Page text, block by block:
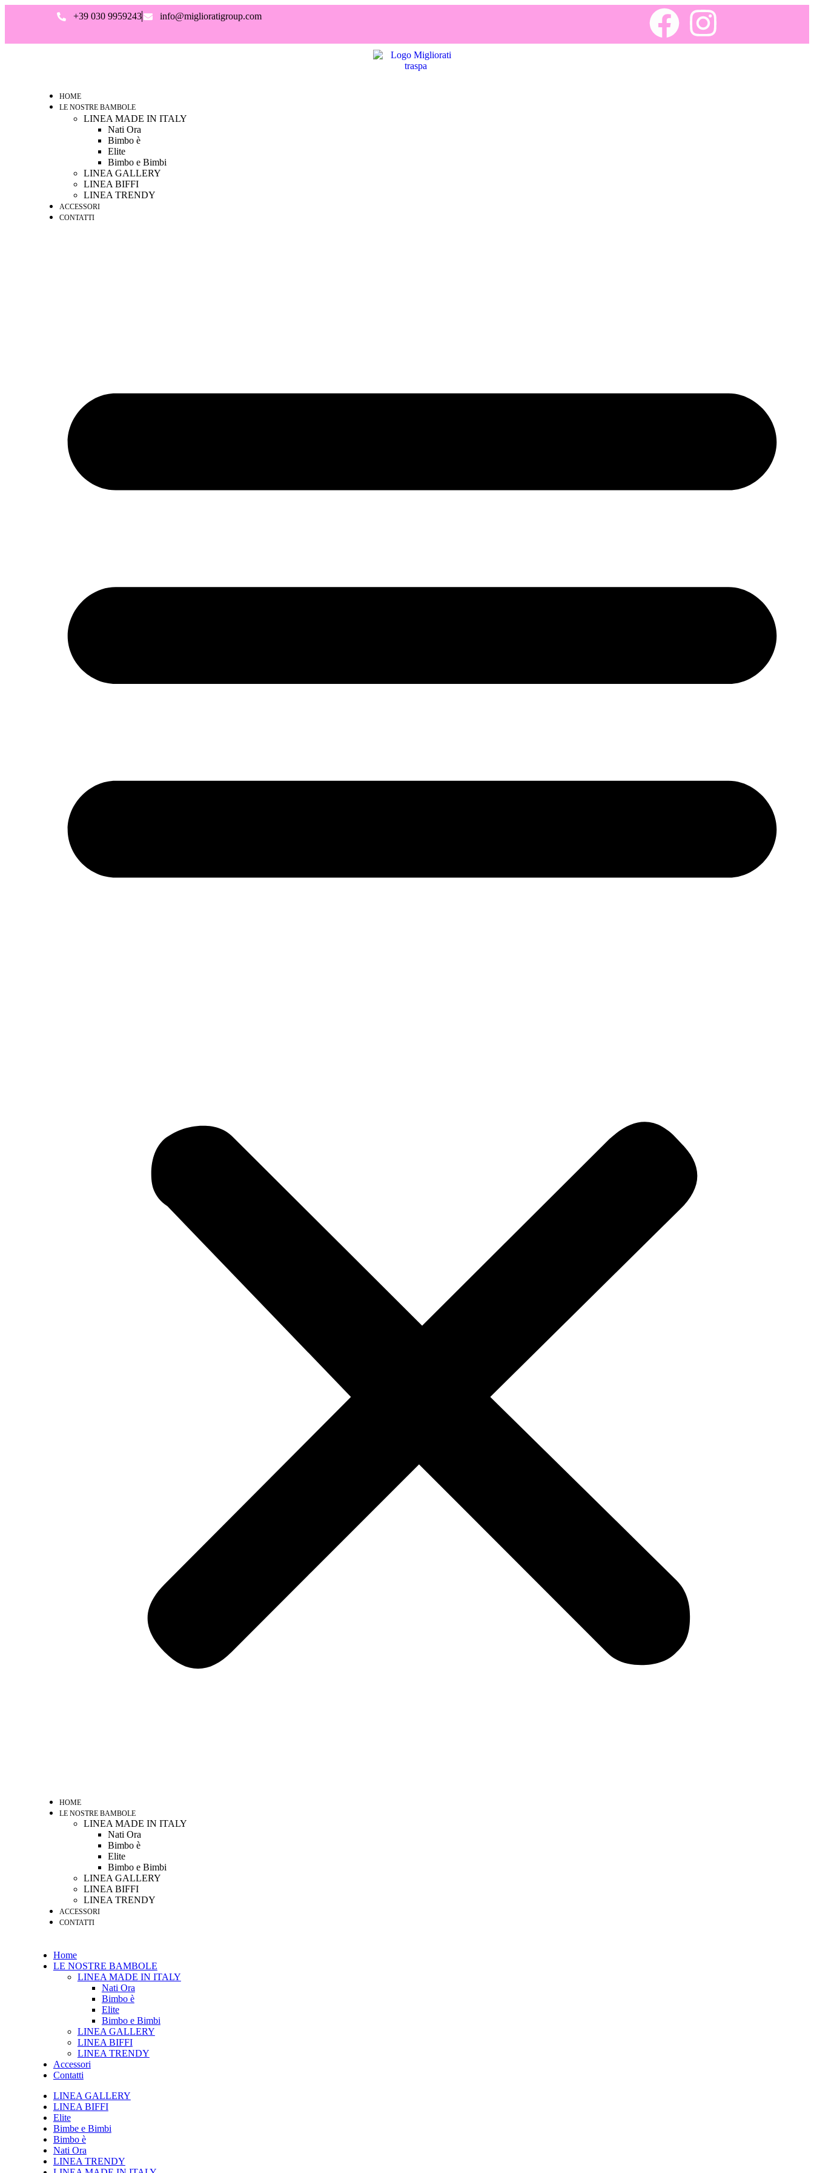
+39 030 9959243 info@miglioratigroup.com
HOME
LE NOSTRE BAMBOLE
LINEA MADE IN ITALY
Nati Ora
Bimbo è
Elite
Bimbo e Bimbi
LINEA GALLERY
LINEA BIFFI
LINEA TRENDY
ACCESSORI
CONTATTI
HOME
LE NOSTRE BAMBOLE
LINEA MADE IN ITALY
Nati Ora
Bimbo è
Elite
Bimbo e Bimbi
LINEA GALLERY
LINEA BIFFI
LINEA TRENDY
ACCESSORI
CONTATTI
Home
LE NOSTRE BAMBOLE
LINEA MADE IN ITALY
Nati Ora
Bimbo è
Elite
Bimbo e Bimbi
LINEA GALLERY
LINEA BIFFI
LINEA TRENDY
Accessori
Contatti
LINEA GALLERY
LINEA BIFFI
Elite
Bimbe e Bimbi
Bimbo è
Nati Ora
LINEA TRENDY